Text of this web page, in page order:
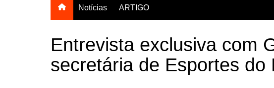
Notícias ARTIGO
Entrevista exclusiva com
secretária de Esportes do